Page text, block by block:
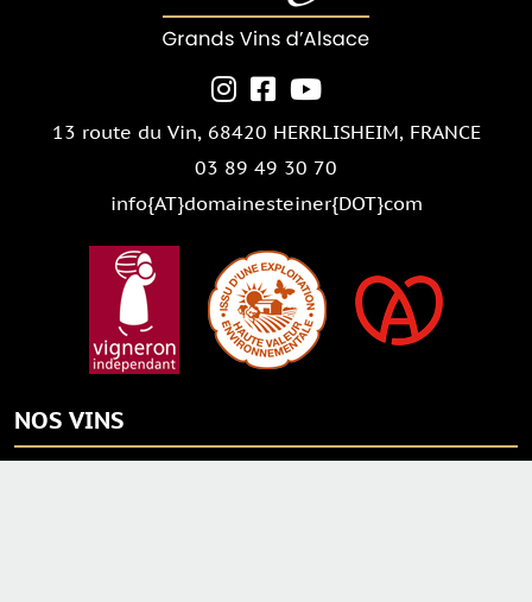
13 route du Vin, 68420 HERRLISHEIM, FRANCE
03 89 49 30 70
info{AT}domainesteiner{DOT}com
NOS VINS